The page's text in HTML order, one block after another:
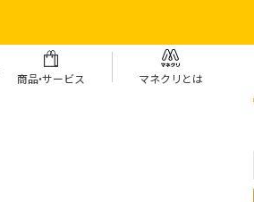
商品・サービス マネクリとは